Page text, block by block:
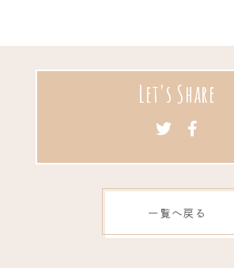
Let's Share
一覧へ戻る